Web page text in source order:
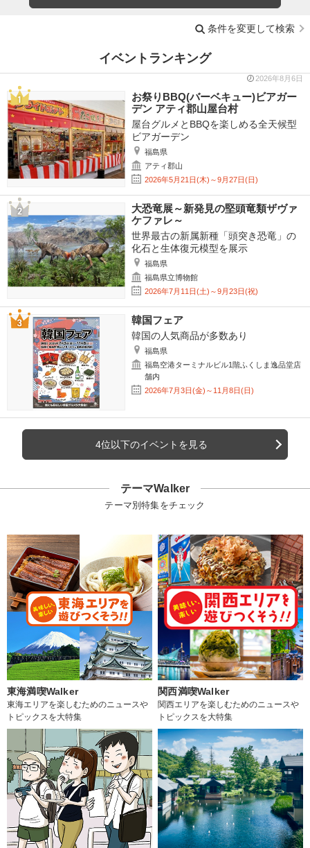
条件を変更して検索
イベントランキング
2026年8月6日
お祭りBBQ(バーベキュー)ビアガー
デン アティ郡山屋台村
屋台グルメとBBQを楽しめる全天候型
ビアガーデン
福島県
アティ郡山
2026年5月21日(木)～9月27日(日)
大恐竜展～新発見の堅頭竜類ザヴァ
ケファレ～
世界最古の新属新種「頭突き恐竜」の
化石と生体復元模型を展示
福島県
福島県立博物館
2026年7月11日(土)～9月23日(祝)
韓国フェア
韓国の人気商品が多数あり
福島県
福島空港ターミナルビル1階ふくしま逸品堂店
舗内
2026年7月3日(金)～11月8日(日)
4位以下のイベントを見る
テーマWalker
テーマ別特集をチェック
東海満喫Walker
東海エリアを楽しむためのニュースや
トピックスを大特集
関西満喫Walker
関西エリアを楽しむためのニュースや
トピックスを大特集